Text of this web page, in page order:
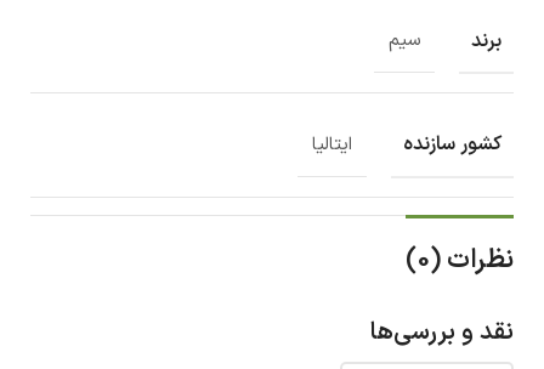
برند سیم
کشور سازنده ایتالیا
نظرات (0)
نقد و بررسی‌ها